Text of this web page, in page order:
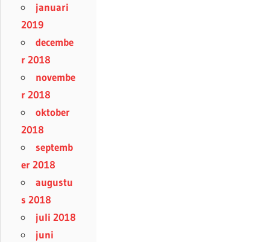
januari
2019
decembe
r 2018
novembe
r 2018
oktober
2018
septemb
er 2018
augustu
s 2018
juli 2018
juni